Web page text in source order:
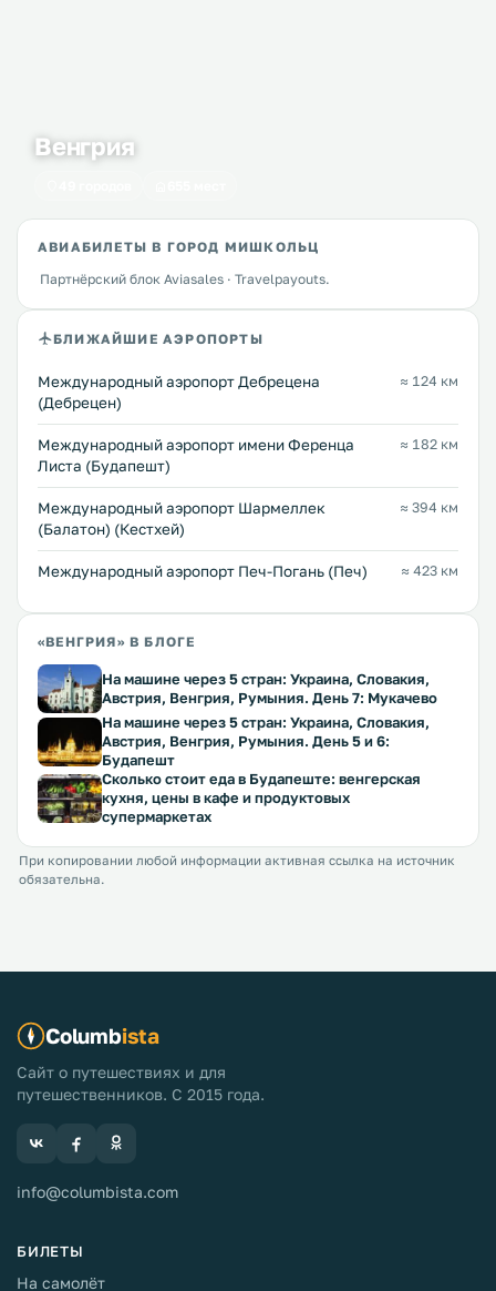
Венгрия
АВИАБИЛЕТЫ В ГОРОД МИШКОЛЬЦ
Партнёрский блок Aviasales · Travelpayouts.
БЛИЖАЙШИЕ АЭРОПОРТЫ
Международный аэропорт Дебрецена
(Дебрецен)
≈ 124 км
Международный аэропорт имени Ференца
Листа (Будапешт)
≈ 182 км
Международный аэропорт Шармеллек
(Балатон) (Кестхей)
≈ 394 км
Международный аэропорт Печ-Погань (Печ) ≈ 423 км
«ВЕНГРИЯ» В БЛОГЕ
На машине через 5 стран: Украина, Словакия,
Австрия, Венгрия, Румыния. День 7: Мукачево
На машине через 5 стран: Украина, Словакия,
Австрия, Венгрия, Румыния. День 5 и 6:
Будапешт
Сколько стоит еда в Будапеште: венгерская
кухня, цены в кафе и продуктовых
супермаркетах
При копировании любой информации активная ссылка на источник
обязательна.
Columbista
Сайт о путешествиях и для
путешественников. С 2015 года.
info@columbista.com
БИЛЕТЫ
На самолёт